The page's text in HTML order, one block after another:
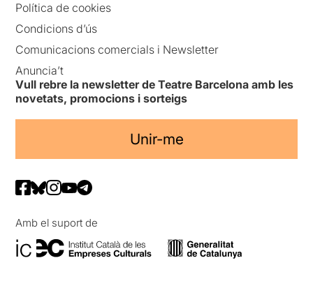
Política de cookies
Condicions d’ús
Comunicacions comercials i Newsletter
Anuncia’t
Vull rebre la newsletter de Teatre Barcelona amb les
novetats, promocions i sorteigs
Unir-me
Amb el suport de